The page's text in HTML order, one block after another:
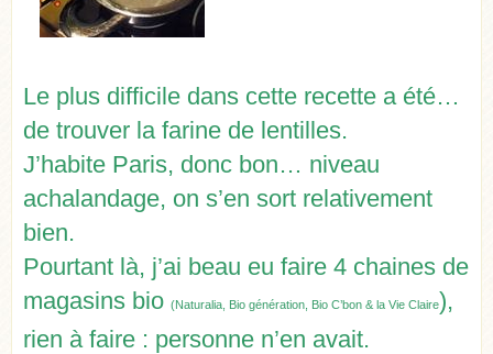
Le plus difficile dans cette recette a été…
de trouver la farine de lentilles.
J’habite Paris, donc bon… niveau
achalandage, on s’en sort relativement
bien.
Pourtant là, j’ai beau eu faire 4 chaines de
magasins bio (Naturalia, Bio génération, Bio C’bon & la Vie Claire),
rien à faire : personne n’en avait.